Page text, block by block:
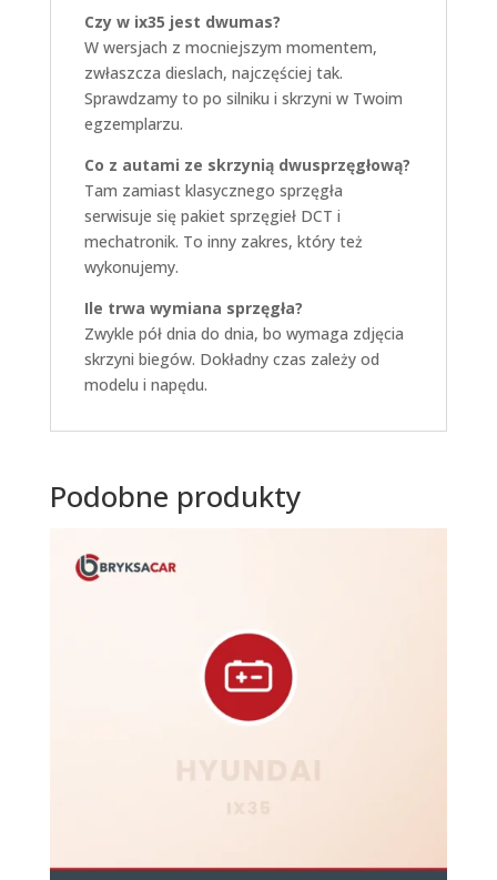
Czy w ix35 jest dwumas?
W wersjach z mocniejszym momentem,
zwłaszcza dieslach, najczęściej tak.
Sprawdzamy to po silniku i skrzyni w Twoim
egzemplarzu.
Co z autami ze skrzynią dwusprzęgłową?
Tam zamiast klasycznego sprzęgła
serwisuje się pakiet sprzęgieł DCT i
mechatronik. To inny zakres, który też
wykonujemy.
Ile trwa wymiana sprzęgła?
Zwykle pół dnia do dnia, bo wymaga zdjęcia
skrzyni biegów. Dokładny czas zależy od
modelu i napędu.
Podobne produkty